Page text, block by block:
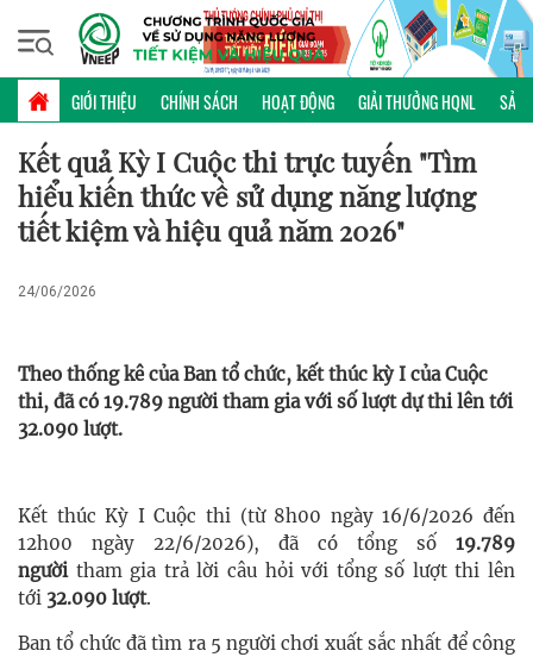
GIỚI THIỆU CHÍNH SÁCH HOẠT ĐỘNG GIẢI THƯỞNG HQNL SẢN
Thứ bảy, 08/08/2026 | 01:41 GMT+7
CUỘC THI
Kết quả Kỳ I Cuộc thi trực tuyến "Tìm
hiểu kiến thức về sử dụng năng lượng
tiết kiệm và hiệu quả năm 2026"
24/06/2026
Theo thống kê của Ban tổ chức, kết thúc kỳ I của Cuộc
thi, đã có 19.789 người tham gia với số lượt dự thi lên tới
32.090 lượt.
Kết thúc Kỳ I Cuộc thi (từ 8h00 ngày 16/6/2026 đến
12h00 ngày 22/6/2026), đã có tổng số 19.789
người tham gia trả lời câu hỏi với tổng số lượt thi lên
tới 32.090 lượt.
Ban tổ chức đã tìm ra 5 người chơi xuất sắc nhất để công